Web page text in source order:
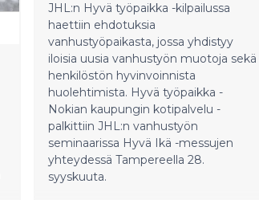
JHL:n Hyvä työpaikka -kilpailussa
haettiin ehdotuksia
vanhustyöpaikasta, jossa yhdistyy
iloisia uusia vanhustyön muotoja sekä
henkilöstön hyvinvoinnista
huolehtimista. Hyvä työpaikka -
Nokian kaupungin kotipalvelu -
palkittiin JHL:n vanhustyön
seminaarissa Hyvä Ikä -messujen
yhteydessä Tampereella 28.
syyskuuta.